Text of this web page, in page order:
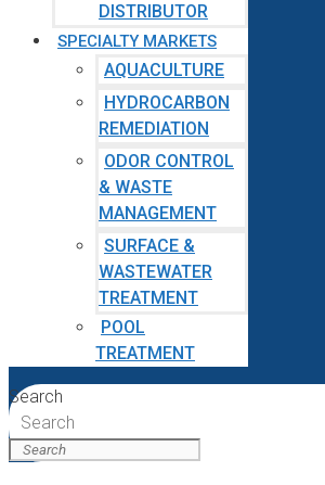
DISTRIBUTOR
SPECIALTY MARKETS
AQUACULTURE
HYDROCARBON
REMEDIATION
ODOR CONTROL
& WASTE
MANAGEMENT
SURFACE &
WASTEWATER
TREATMENT
POOL
TREATMENT
Search
Search